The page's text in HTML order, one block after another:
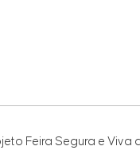
Feira Segura e Viva